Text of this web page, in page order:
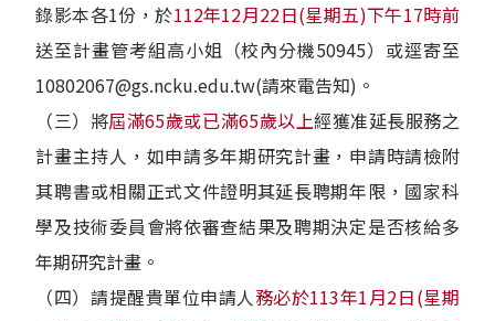
錄影本各1份，於112年12月22日(星期五)下午17時前
送至計畫管考組高小姐（校內分機50945）或逕寄至
10802067@gs.ncku.edu.tw(請來電告知)。
（三）將屆滿65歲或已滿65歲以上經獲准延長服務之
計畫主持人，如申請多年期研究計畫，申請時請檢附
其聘書或相關正式文件證明其延長聘期年限，國家科
學及技術委員會將依審查結果及聘期決定是否核給多
年期研究計畫。
（四）請提醒貴單位申請人務必於113年1月2日(星期